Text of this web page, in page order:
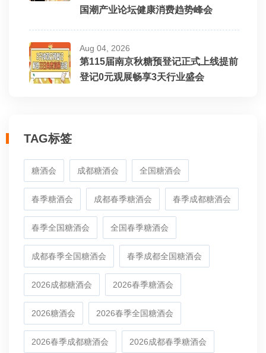
国潮产业论坛健康消费趋势峰会
Aug 04, 2026
第115届南京秋糖预登记正式上线提前
登记0元观展畅享3天行业盛会
TAG标签
糖酒会 成都糖酒会 全国糖酒会
春季糖酒会 成都春季糖酒会 春季成都糖酒会
春季全国糖酒会 全国春季糖酒会
成都春季全国糖酒会 春季成都全国糖酒会
2026成都糖酒会 2026春季糖酒会
2026糖酒会 2026春季全国糖酒会
2026春季成都糖酒会 2026成都春季糖酒会